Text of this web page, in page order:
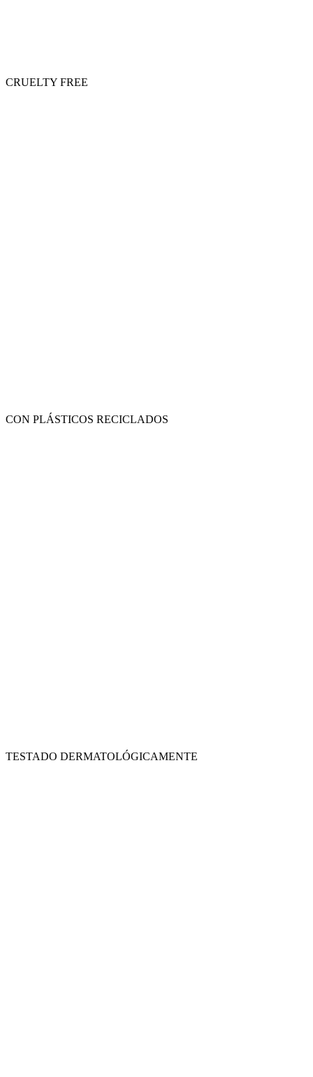
CRUELTY FREE
CON PLÁSTICOS RECICLADOS
TESTADO DERMATOLÓGICAMENTE